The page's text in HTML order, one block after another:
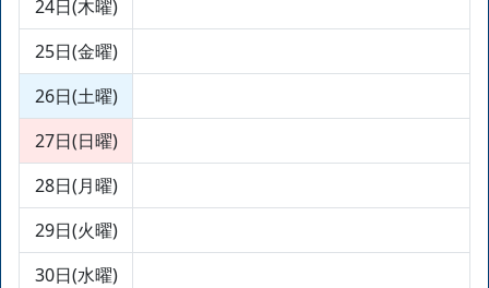
24日(木曜)
25日(金曜)
26日(土曜)
27日(日曜)
28日(月曜)
29日(火曜)
30日(水曜)